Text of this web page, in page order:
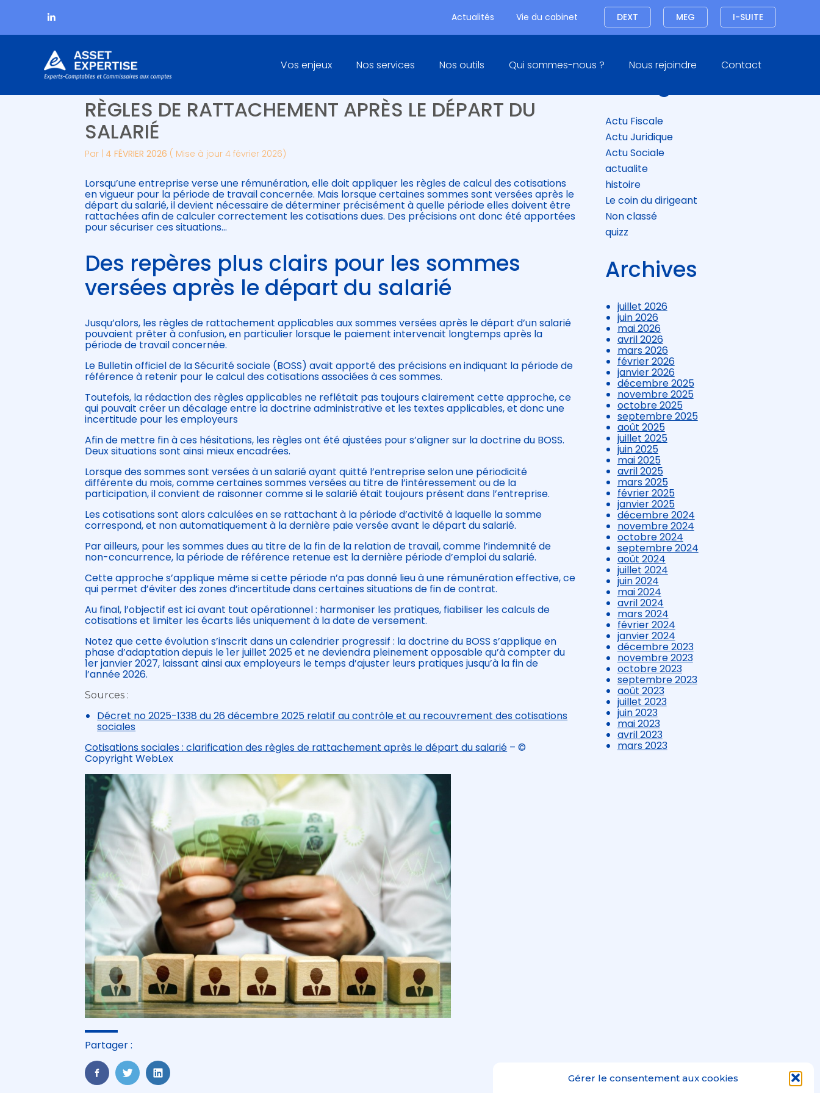
Gérer le consentement aux cookies
Actualités Vie du cabinet Connexion I-SUITE
MEG
DEXT
Aller
au
Principal
Vos enjeux Nos services Nos outils Qui sommes-nous ? Nous rejoindre Contact
COTISATIONS SOCIALES : CLARIFICATION DES
RÈGLES DE RATTACHEMENT APRÈS LE DÉPART DU
SALARIÉ
Par 4 FÉVRIER 2026 ( Mise à jour 4 février 2026)
Lorsqu’une entreprise verse une rémunération, elle doit appliquer les règles de calcul des cotisations
en vigueur pour la période de travail concernée. Mais lorsque certaines sommes sont versées après le
départ du salarié, il devient nécessaire de déterminer précisément à quelle période elles doivent être
rattachées afin de calculer correctement les cotisations dues. Des précisions ont donc été apportées
pour sécuriser ces situations…
Des repères plus clairs pour les sommes
versées après le départ du salarié
Jusqu’alors, les règles de rattachement applicables aux sommes versées après le départ d’un salarié
pouvaient prêter à confusion, en particulier lorsque le paiement intervenait longtemps après la
période de travail concernée.
Le Bulletin officiel de la Sécurité sociale (BOSS) avait apporté des précisions en indiquant la période de
référence à retenir pour le calcul des cotisations associées à ces sommes.
Toutefois, la rédaction des règles applicables ne reflétait pas toujours clairement cette approche, ce
qui pouvait créer un décalage entre la doctrine administrative et les textes applicables, et donc une
incertitude pour les employeurs
Afin de mettre fin à ces hésitations, les règles ont été ajustées pour s’aligner sur la doctrine du BOSS.
Deux situations sont ainsi mieux encadrées.
Lorsque des sommes sont versées à un salarié ayant quitté l’entreprise selon une périodicité
différente du mois, comme certaines sommes versées au titre de l’intéressement ou de la
participation, il convient de raisonner comme si le salarié était toujours présent dans l’entreprise.
Les cotisations sont alors calculées en se rattachant à la période d’activité à laquelle la somme
correspond, et non automatiquement à la dernière paie versée avant le départ du salarié.
Par ailleurs, pour les sommes dues au titre de la fin de la relation de travail, comme l’indemnité de
non-concurrence, la période de référence retenue est la dernière période d’emploi du salarié.
Cette approche s’applique même si cette période n’a pas donné lieu à une rémunération effective, ce
qui permet d’éviter des zones d’incertitude dans certaines situations de fin de contrat.
Au final, l’objectif est ici avant tout opérationnel : harmoniser les pratiques, fiabiliser les calculs de
cotisations et limiter les écarts liés uniquement à la date de versement.
Notez que cette évolution s’inscrit dans un calendrier progressif : la doctrine du BOSS s’applique en
phase d’adaptation depuis le 1er juillet 2025 et ne deviendra pleinement opposable qu’à compter du
1er janvier 2027, laissant ainsi aux employeurs le temps d’ajuster leurs pratiques jusqu’à la fin de
l’année 2026.
Sources :
Décret no 2025-1338 du 26 décembre 2025 relatif au contrôle et au recouvrement des cotisations
sociales
Cotisations sociales : clarification des règles de rattachement après le départ du salarié – ©
Copyright WebLex
Partager :
FaceBook
TwitterLinkedIn
Blog
Actu Fiscale
Actu Juridique
Actu Sociale
actualite
histoire
Le coin du dirigeant
Non classé
quizz
Archives
juillet 2026
juin 2026
mai 2026
avril 2026
mars 2026
février 2026
janvier 2026
décembre 2025
novembre 2025
octobre 2025
septembre 2025
août 2025
juillet 2025
juin 2025
mai 2025
avril 2025
mars 2025
février 2025
janvier 2025
décembre 2024
novembre 2024
octobre 2024
septembre 2024
août 2024
juillet 2024
juin 2024
mai 2024
avril 2024
mars 2024
février 2024
janvier 2024
décembre 2023
novembre 2023
octobre 2023
septembre 2023
août 2023
juillet 2023
juin 2023
mai 2023
avril 2023
mars 2023